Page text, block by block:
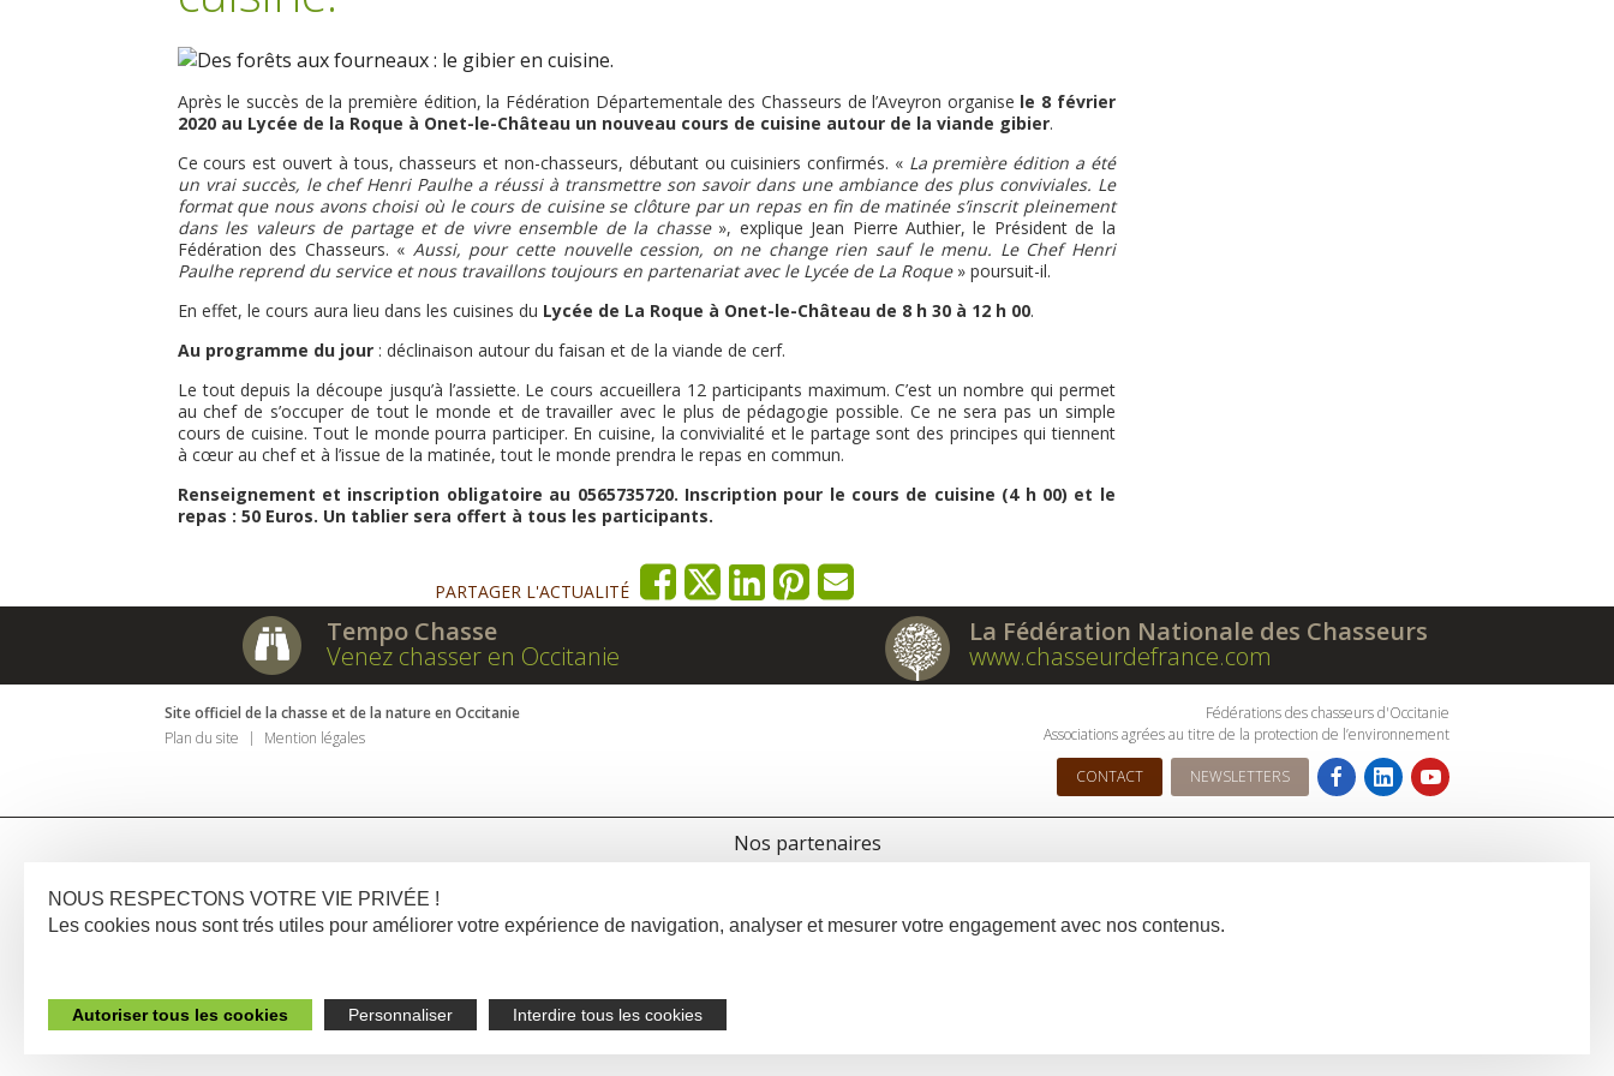
Après le succès de la première édition, la Fédération Départementale des Chasseurs de l’Aveyron organise le 8 février
2020 au Lycée de la Roque à Onet-le-Château un nouveau cours de cuisine autour de la viande gibier.
Ce cours est ouvert à tous, chasseurs et non-chasseurs, débutant ou cuisiniers confirmés. « La première édition a été
un vrai succès, le chef Henri Paulhe a réussi à transmettre son savoir dans une ambiance des plus conviviales. Le
format que nous avons choisi où le cours de cuisine se clôture par un repas en fin de matinée s’inscrit pleinement
dans les valeurs de partage et de vivre ensemble de la chasse», explique Jean Pierre Authier, le Président de la
Fédération des Chasseurs. « Aussi, pour cette nouvelle cession, on ne change rien sauf le menu. Le Chef Henri
Paulhe reprend du service et nous travaillons toujours en partenariat avec le Lycée de La Roque» poursuit-il.
En effet, le cours aura lieu dans les cuisines du Lycée de La Roque à Onet-le-Château de 8 h 30 à 12 h 00.
Au programme du jour: déclinaison autour du faisan et de la viande de cerf.
Le tout depuis la découpe jusqu’à l’assiette. Le cours accueillera 12 participants maximum. C’est un nombre qui permet
au chef de s’occuper de tout le monde et de travailler avec le plus de pédagogie possible. Ce ne sera pas un simple
cours de cuisine. Tout le monde pourra participer. En cuisine, la convivialité et le partage sont des principes qui tiennent
à cœur au chef et à l’issue de la matinée, tout le monde prendra le repas en commun.
Renseignement et inscription obligatoire au 0565735720. Inscription pour le cours de cuisine (4 h 00) et le
repas : 50 Euros. Un tablier sera offert à tous les participants.
PARTAGER L'ACTUALITÉ
Tempo Chasse
Venez chasser en Occitanie
La Fédération Nationale des Chasseurs
www.chasseurdefrance.com
Site officiel de la chasse et de la nature en Occitanie
Plan du site
Mention légales
Fédérations des chasseurs d'Occitanie
Associations agrées au titre de la protection de l’environnement
CONTACT NEWSLETTERS
Nos partenaires
NOUS RESPECTONS VOTRE VIE PRIVÉE !
Les cookies nous sont trés utiles pour améliorer votre expérience de navigation, analyser et mesurer votre engagement avec nos contenus.
Autoriser tous les cookies Personnaliser Interdire tous les cookies